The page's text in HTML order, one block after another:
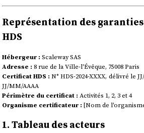
Représentation des
HDS
Hébergeur : Scaleway SAS
Adresse : 8 rue de la Ville-l'Évêque, 75008 Paris
Certificat HDS : N° HDS-2024-XXXX, délivré le
JJ/MM/AAAA
Périmètre du certificat : Activités 1, 2, 3 et 4
Organisme certificateur : [Nom de
1. Tableau des acteurs